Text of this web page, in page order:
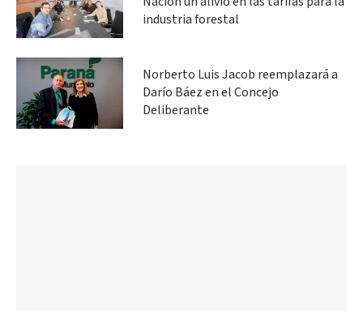
industria forestal
Norberto Luis Jacob reemplazará a
Darío Báez en el Concejo
Deliberante